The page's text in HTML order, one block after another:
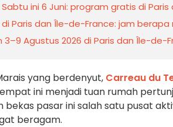
Sabtu ini 6 Juni: program gratis di
di Paris dan Île-de-France: jam
Agustus 2026 di Paris dan Île-de-
yang berdenyut, Carreau du
ini menjadi tuan rumah
bekas pasar ini salah satu pusat
beragam.